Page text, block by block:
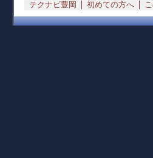
テクナビ豊岡 初めての方へ